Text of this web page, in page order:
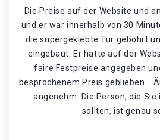
Die Preise auf der Website und
und er war innerhalb von 30
die supergeklebte Tür gebohrt
eingebaut. Er hatte auf der
faire Festpreise angegeben
besprochenem Preis geblieben. .
angenehm. Die Person, die
sollten, ist genau